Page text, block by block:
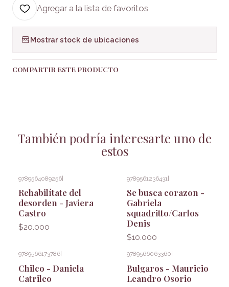
Agregar a la lista de favoritos
Mostrar stock de ubicaciones
COMPARTIR ESTE PRODUCTO
También podría interesarte uno de
estos
9789564089256
Rehabilítate del
desorden - Javiera
Castro
$20.000
9789561236431
Se busca corazon -
Gabriela
squadritto/Carlos
Denis
$10.000
9789566173786
Chilco - Daniela
Catrileo
9789566063360
Bulgaros - Mauricio
Leandro Osorio